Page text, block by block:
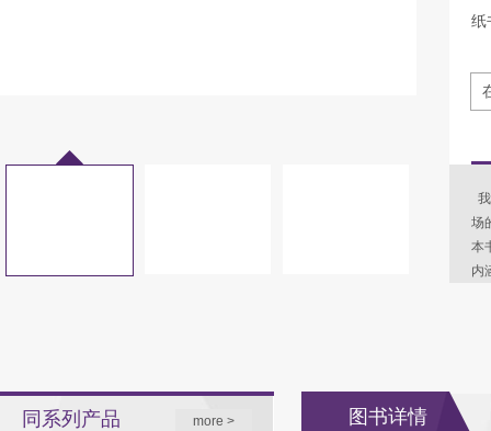
纸
场
本
内
同系列产品 more > 图书详情